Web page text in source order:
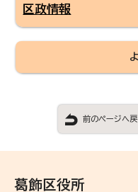
区政情報
前のページへ戻
葛飾区役所